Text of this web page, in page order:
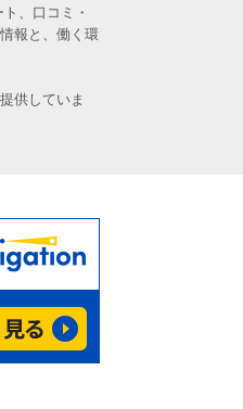
、口コミ・
報と、働く環
供していま